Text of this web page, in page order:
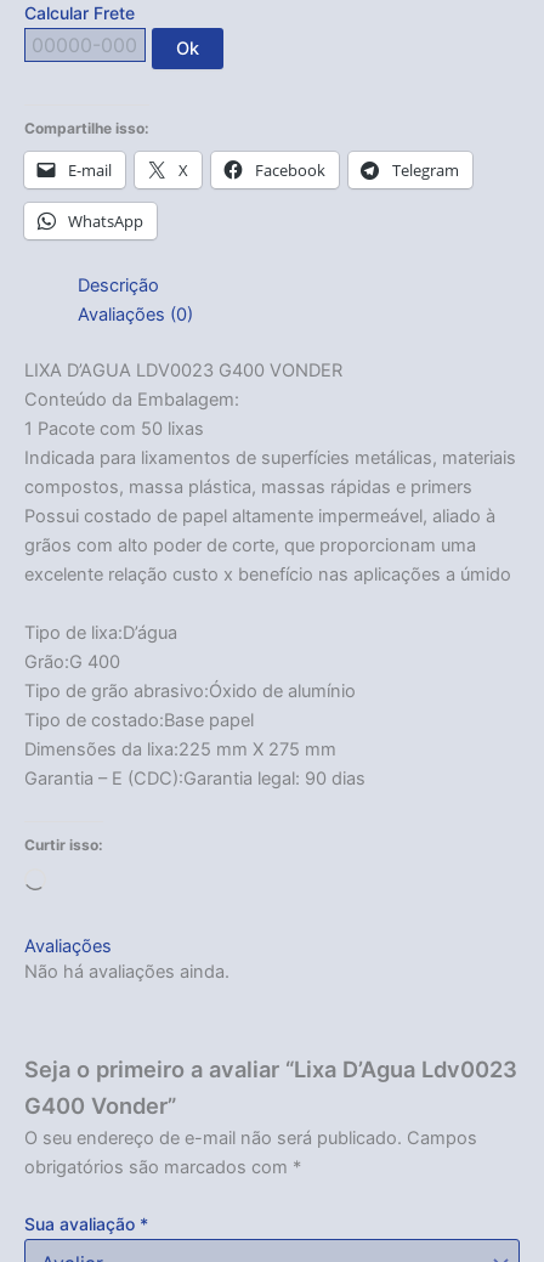
Calcular Frete
Ok
Compartilhe isso:
E-mail X Facebook Telegram
WhatsApp
Descrição
Avaliações (0)
LIXA D’AGUA LDV0023 G400 VONDER
Conteúdo da Embalagem:
1 Pacote com 50 lixas
Indicada para lixamentos de superfícies metálicas, materiais
compostos, massa plástica, massas rápidas e primers
Possui costado de papel altamente impermeável, aliado à
grãos com alto poder de corte, que proporcionam uma
excelente relação custo x benefício nas aplicações a úmido
Tipo de lixa:D’água
Grão:G 400
Tipo de grão abrasivo:Óxido de alumínio
Tipo de costado:Base papel
Dimensões da lixa:225 mm X 275 mm
Garantia – E (CDC):Garantia legal: 90 dias
Curtir isso:
Avaliações
Não há avaliações ainda.
Seja o primeiro a avaliar “Lixa D’Agua Ldv0023
G400 Vonder”
O seu endereço de e-mail não será publicado. Campos
obrigatórios são marcados com *
Sua avaliação *